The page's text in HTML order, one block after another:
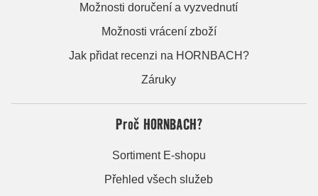
Možnosti doručení a vyzvednutí
Možnosti vrácení zboží
Jak přidat recenzi na HORNBACH?
Záruky
Proč HORNBACH?
Sortiment E-shopu
Přehled všech služeb